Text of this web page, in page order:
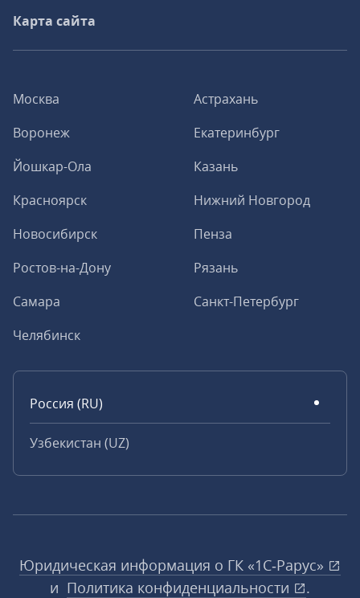
Москва
Астрахань
Воронеж
Екатеринбург
Йошкар-Ола
Казань
Красноярск
Нижний Новгород
Новосибирск
Пенза
Ростов-на-Дону
Рязань
Самара
Санкт-Петербург
Челябинск
Россия (RU)
Узбекистан (UZ)
Карта сайта
Юридическая информация о ГК «1С‑Рарус»
и Политика конфиденциальности
.